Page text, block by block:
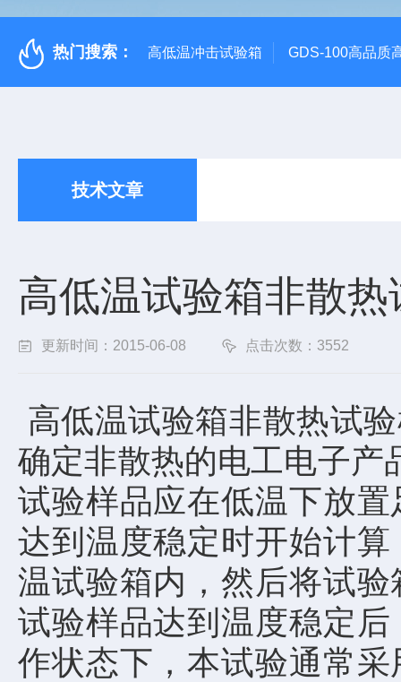
热门搜索： 高低温冲击试验箱 GDS-100高品质
技术文章
高低温试验箱非散
更新时间：2015-06-08 点击次数：3552
高低温试验箱非散热试
确定非散热的电工电子产
试验样品应在低温下放
达到温度稳定时开始计
温试验箱内，然后将试
试验样品达到温度稳定
作状态下，本试验通常